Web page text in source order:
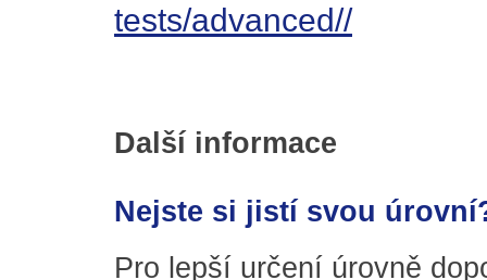
tests/advanced//
Další informace
Nejste si jistí svou
Pro lepší určení úrovně